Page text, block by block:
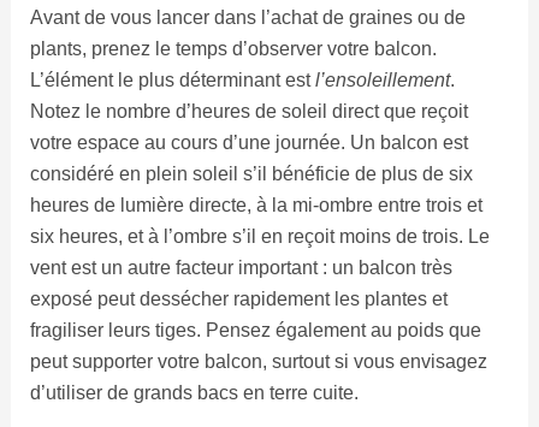
Avant de vous lancer dans l’achat de graines ou de
plants, prenez le temps d’observer votre balcon.
L’élément le plus déterminant estl’ensoleillement.
Notez le nombre d’heures de soleil direct que reçoit
votre espace au cours d’une journée. Un balcon est
considéré en plein soleil s’il bénéficie de plus de six
heures de lumière directe, à la mi-ombre entre trois et
six heures, et à l’ombre s’il en reçoit moins de trois. Le
vent est un autre facteur important : un balcon très
exposé peut dessécher rapidement les plantes et
fragiliser leurs tiges. Pensez également au poids que
peut supporter votre balcon, surtout si vous envisagez
d’utiliser de grands bacs en terre cuite.